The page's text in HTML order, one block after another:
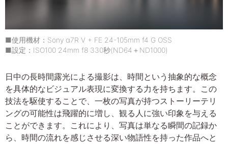
■使用機材：Sony α7R V + FE 24-105mm f4 G OSS
■設定：ISO100 24mm f8 330秒(ND64＋ND1000)
日中の長時間露光による撮影は、時間という抽象的な概念
を具体的なビジュアル表現に変換する力を持ちます。この
技法を駆使することで、一枚の写真が持つストーリーテリ
ングの可能性は飛躍的に増し、観る人に強い印象を与える
ことができます。これにより、写真は単なる瞬間の記録か
ら、時間の流れを感じさせる深い物語性を持った作品へと